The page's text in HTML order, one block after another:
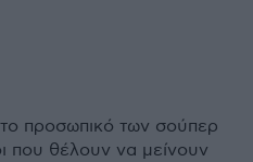
το προσωπικό των σούπερ
που θέλουν να μείνουν